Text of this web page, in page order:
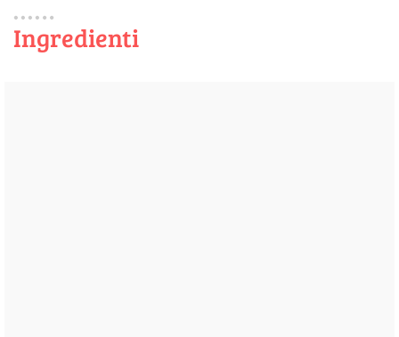
Ingredienti